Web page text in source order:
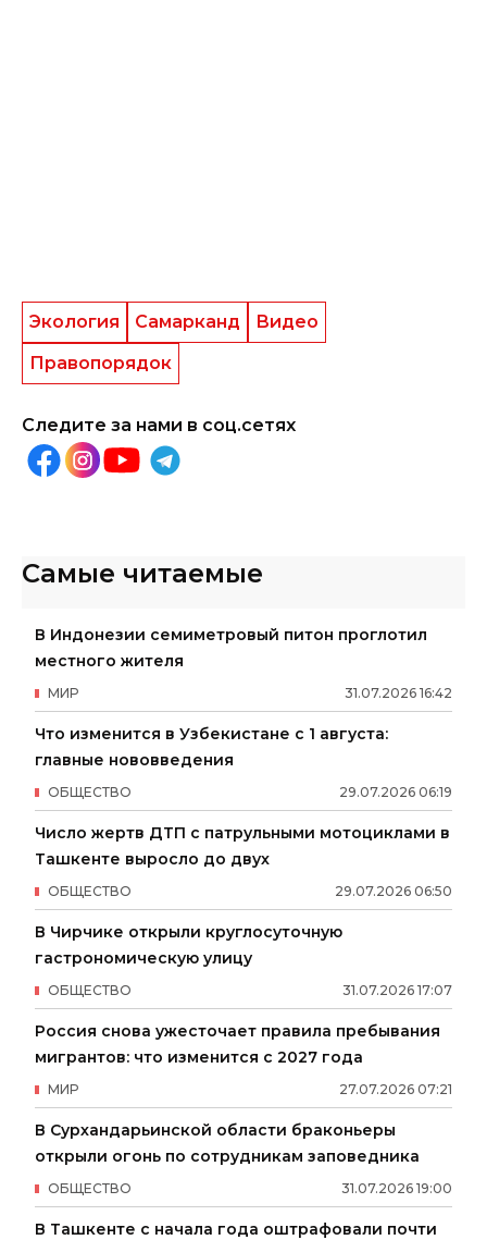
Экология Самарканд
Видео
Правопорядок
Следите за нами в соц.сетях
Самые читаемые
В Индонезии семиметровый питон проглотил
местного жителя
31.07.2026 16:42
МИР
Что изменится в Узбекистане с 1 августа:
главные нововведения
29.07.2026 06:19
ОБЩЕСТВО
Число жертв ДТП с патрульными мотоциклами в
Ташкенте выросло до двух
29.07.2026 06:50
ОБЩЕСТВО
В Чирчике открыли круглосуточную
гастрономическую улицу
31.07.2026 17:07
ОБЩЕСТВО
Россия снова ужесточает правила пребывания
мигрантов: что изменится с 2027 года
27.07.2026 07:21
МИР
В Сурхандарьинской области браконьеры
открыли огонь по сотрудникам заповедника
31.07.2026 19:00
ОБЩЕСТВО
В Ташкенте с начала года оштрафовали почти